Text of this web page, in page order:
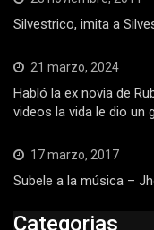
Silvestrico, imita a
21 marzo, 2024
Habló la ex novia de
videos la vida le dio un
17 marzo, 2017
Subele a la música –
Categorias